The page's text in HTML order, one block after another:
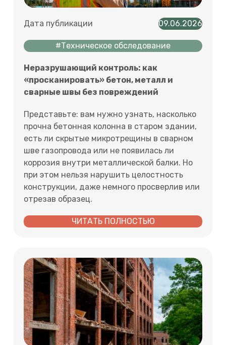
Дата публикации 09.06.2026
#Техническое обследование
Неразрушающий контроль: как
«просканировать» бетон, металл и
сварные швы без повреждений
Представьте: вам нужно узнать, насколько
прочна бетонная колонна в старом здании,
есть ли скрытые микротрещины в сварном
шве газопровода или не появилась ли
коррозия внутри металлической балки. Но
при этом нельзя нарушить целостность
конструкции, даже немного просверлив или
отрезав образец.
ЧИТАТЬ ПОЛНОСТЬЮ